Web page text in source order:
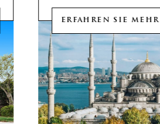
ERFAHREN SIE MEHR